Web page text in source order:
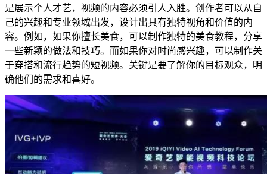
是展示个人才艺，视频的内容必须引人入胜。创作者可以从自
己的兴趣和专业领域出发，设计出具有独特视角和价值的内
容。例如，如果你擅长美食，可以制作独特的美食教程，分享
一些新颖的做法和技巧。而如果你对时尚感兴趣，可以制作关
于穿搭和流行趋势的短视频。关键是要了解你的目标观众，明
确他们的需求和喜好。